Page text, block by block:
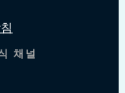
채널